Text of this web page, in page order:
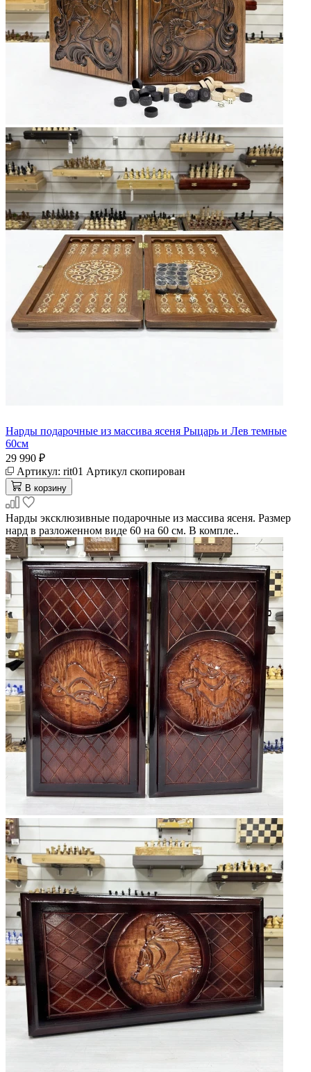
Нарды подарочные из массива ясеня Рыцарь и Лев темные
60см
29 990 ₽
Артикул: rit01 Артикул скопирован
В корзину
Нарды эксклюзивные подарочные из массива ясеня. Размер
нард в разложенном виде 60 на 60 см. В компле..